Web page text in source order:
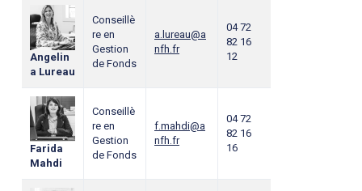
Angelin
a Lureau
Conseillè
re en
Gestion
de Fonds
a.lureau@a
nfh.fr
04 72
82 16
12
Farida
Mahdi
Conseillè
re en
Gestion
de Fonds
f.mahdi@a
nfh.fr
04 72
82 16
16